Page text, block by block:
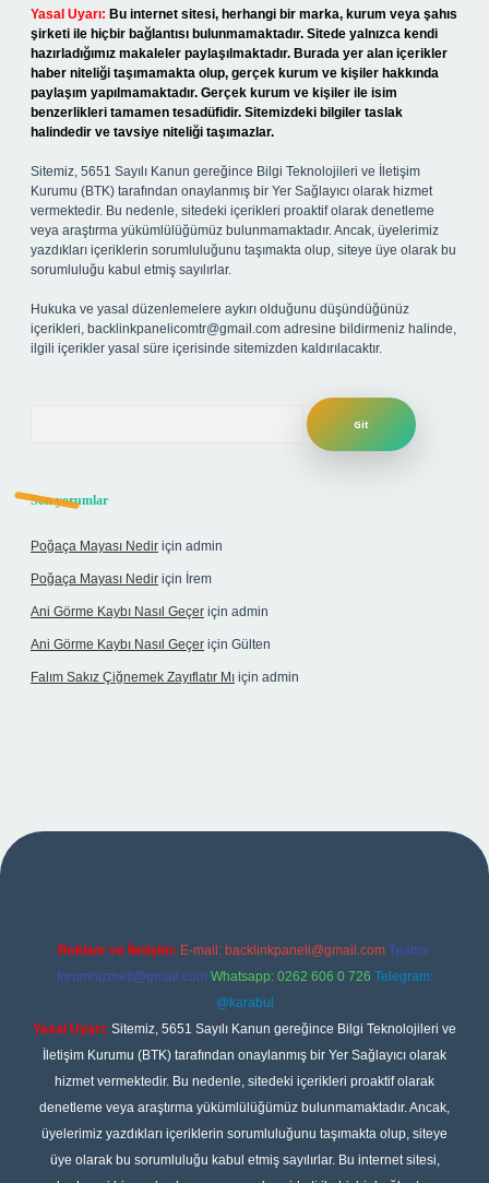
Yasal Uyarı: Bu internet sitesi, herhangi bir marka, kurum veya şahıs
şirketi ile hiçbir bağlantısı bulunmamaktadır. Sitede yalnızca kendi
hazırladığımız makaleler paylaşılmaktadır. Burada yer alan içerikler
haber niteliği taşımamakta olup, gerçek kurum ve kişiler hakkında
paylaşım yapılmamaktadır. Gerçek kurum ve kişiler ile isim
benzerlikleri tamamen tesadüfidir. Sitemizdeki bilgiler taslak
halindedir ve tavsiye niteliği taşımazlar.
Sitemiz, 5651 Sayılı Kanun gereğince Bilgi Teknolojileri ve İletişim
Kurumu (BTK) tarafından onaylanmış bir Yer Sağlayıcı olarak hizmet
vermektedir. Bu nedenle, sitedeki içerikleri proaktif olarak denetleme
veya araştırma yükümlülüğümüz bulunmamaktadır. Ancak, üyelerimiz
yazdıkları içeriklerin sorumluluğunu taşımakta olup, siteye üye olarak bu
sorumluluğu kabul etmiş sayılırlar.
Hukuka ve yasal düzenlemelere aykırı olduğunu düşündüğünüz
içerikleri, backlinkpanelicomtr@gmail.com adresine bildirmeniz halinde,
ilgili içerikler yasal süre içerisinde sitemizden kaldırılacaktır.
Son yorumlar
Poğaça Mayası Nedir için admin
Poğaça Mayası Nedir için İrem
Ani Görme Kaybı Nasıl Geçer için admin
Ani Görme Kaybı Nasıl Geçer için Gülten
Falım Sakız Çiğnemek Zayıflatır Mı için admin
Reklam ve İletişim: E-mail: backlinkpaneli@gmail.com Teams:
forumhizmeti@gmail.com Whatsapp: 0262 606 0 726 Telegram:
@karabul
Yasal Uyarı: Sitemiz, 5651 Sayılı Kanun gereğince Bilgi Teknolojileri ve
İletişim Kurumu (BTK) tarafından onaylanmış bir Yer Sağlayıcı olarak
hizmet vermektedir. Bu nedenle, sitedeki içerikleri proaktif olarak
denetleme veya araştırma yükümlülüğümüz bulunmamaktadır. Ancak,
üyelerimiz yazdıkları içeriklerin sorumluluğunu taşımakta olup, siteye
üye olarak bu sorumluluğu kabul etmiş sayılırlar. Bu internet sitesi,